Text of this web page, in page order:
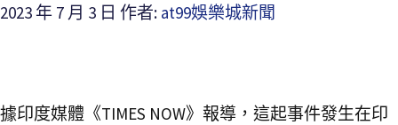
2023 年 7 月 3 日 作者: at99娛樂城新聞
據印度媒體《TIMES NOW》報導，這起事件發生在印